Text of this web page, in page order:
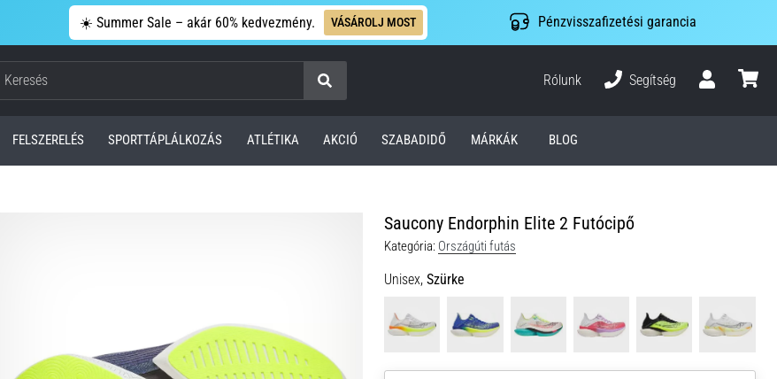
☀️ Summer Sale – akár 60% kedvezmény. VÁSÁROLJ MOST Pénzvisszafizetési garancia
Keresés
Rólunk
Segítség
FELSZERELÉS SPORTTÁPLÁLKOZÁS ATLÉTIKA AKCIÓ SZABADIDŐ MÁRKÁK BLOG
Saucony Endorphin Elite 2 Futócipő
Kategória: Országúti futás
Unisex, Szürke